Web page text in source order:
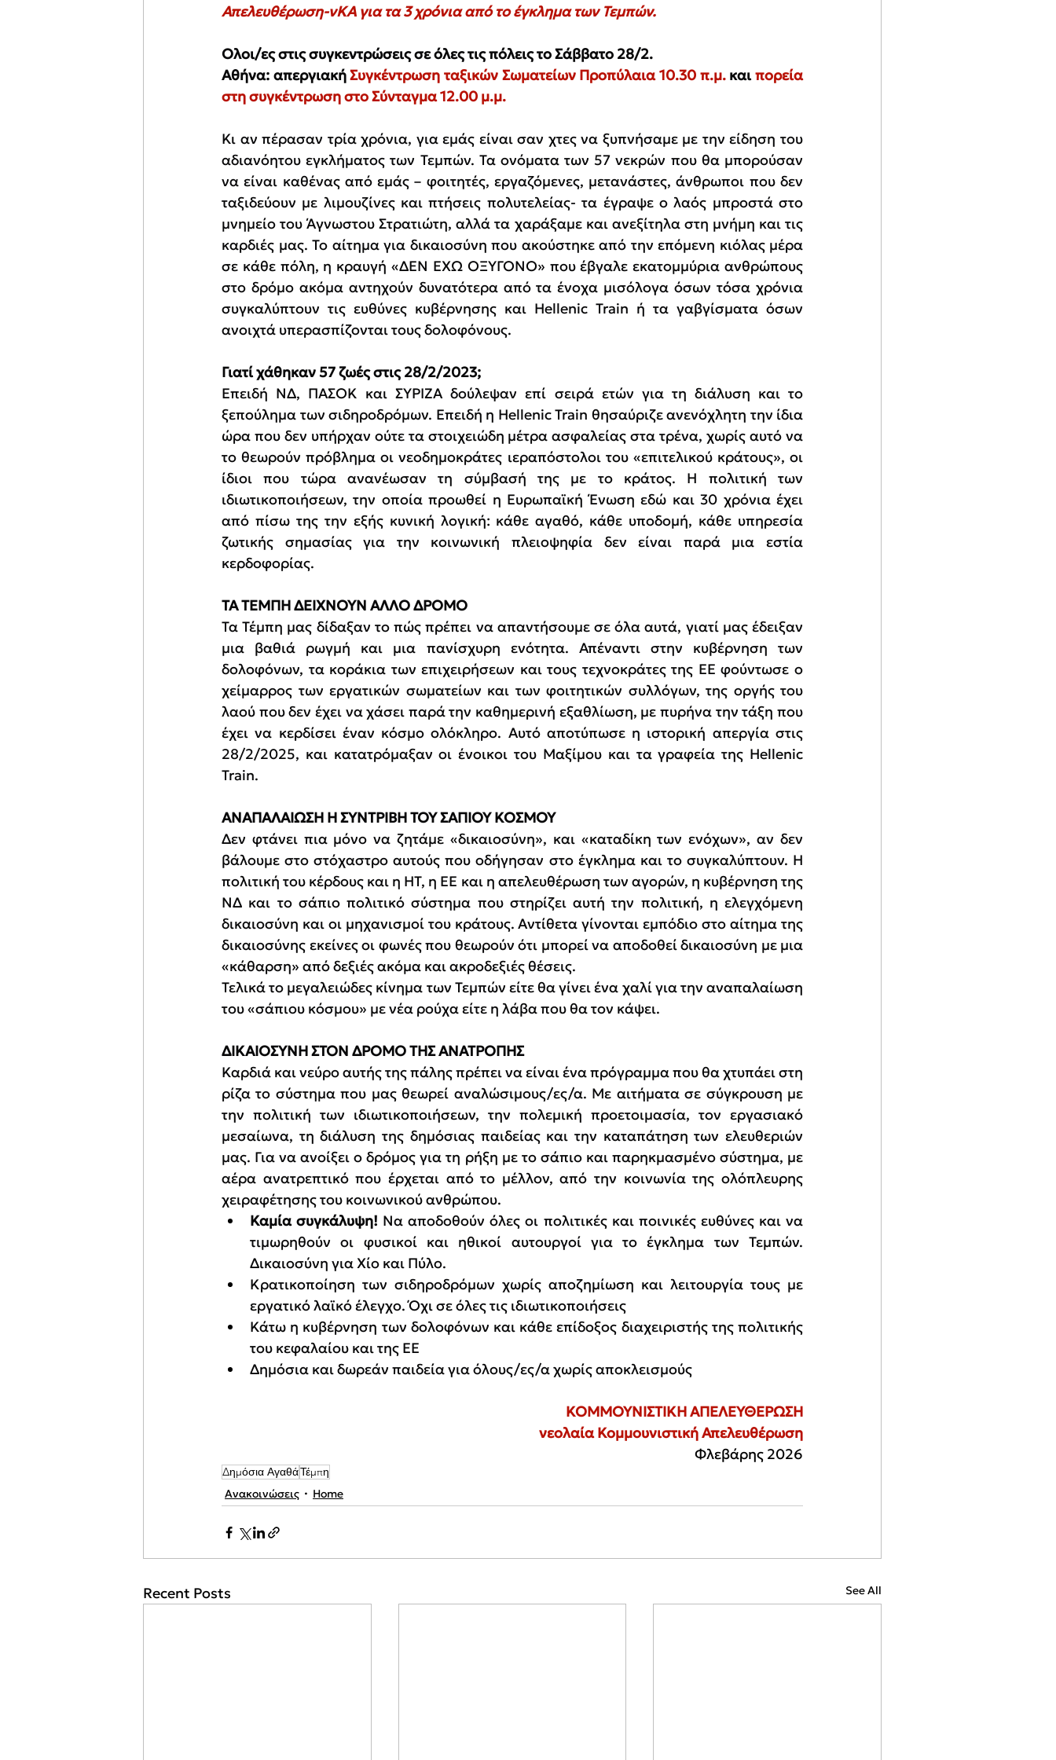
Απελευθέρωση-νΚΑ για τα 3 χρόνια από το έγκλημα των Τεμπών.
Ολοι/ες στις συγκεντρώσεις σε όλες τις πόλεις το Σάββατο 28/2.
Αθήνα: απεργιακή Συγκέντρωση ταξικών Σωματείων Προπύλαια 10.30 π.μ. και πορεία
στη συγκέντρωση στο Σύνταγμα 12.00 μ.μ.
Κι αν πέρασαν τρία χρόνια, για εμάς είναι σαν χτες να ξυπνήσαμε με την είδηση του
αδιανόητου εγκλήματος των Τεμπών. Τα ονόματα των 57 νεκρών που θα μπορούσαν
να είναι καθένας από εμάς – φοιτητές, εργαζόμενες, μετανάστες, άνθρωποι που δεν
ταξιδεύουν με λιμουζίνες και πτήσεις πολυτελείας- τα έγραψε ο λαός μπροστά στο
μνημείο του Άγνωστου Στρατιώτη, αλλά τα χαράξαμε και ανεξίτηλα στη μνήμη και τις
καρδιές μας. Το αίτημα για δικαιοσύνη που ακούστηκε από την επόμενη κιόλας μέρα
σε κάθε πόλη, η κραυγή «ΔΕΝ ΕΧΩ ΟΞΥΓΟΝΟ» που έβγαλε εκατομμύρια ανθρώπους
στο δρόμο ακόμα αντηχούν δυνατότερα από τα ένοχα μισόλογα όσων τόσα χρόνια
συγκαλύπτουν τις ευθύνες κυβέρνησης και Hellenic Train ή τα γαβγίσματα όσων
ανοιχτά υπερασπίζονται τους δολοφόνους.
Γιατί χάθηκαν 57 ζωές στις 28/2/2023;
Επειδή ΝΔ, ΠΑΣΟΚ και ΣΥΡΙΖΑ δούλεψαν επί σειρά ετών για τη διάλυση και το
ξεπούλημα των σιδηροδρόμων. Επειδή η Hellenic Train θησαύριζε ανενόχλητη την ίδια
ώρα που δεν υπήρχαν ούτε τα στοιχειώδη μέτρα ασφαλείας στα τρένα, χωρίς αυτό να
το θεωρούν πρόβλημα οι νεοδημοκράτες ιεραπόστολοι του «επιτελικού κράτους», οι
ίδιοι που τώρα ανανέωσαν τη σύμβασή της με το κράτος. Η πολιτική των
ιδιωτικοποιήσεων, την οποία προωθεί η Ευρωπαϊκή Ένωση εδώ και 30 χρόνια έχει
από πίσω της την εξής κυνική λογική: κάθε αγαθό, κάθε υποδομή, κάθε υπηρεσία
ζωτικής σημασίας για την κοινωνική πλειοψηφία δεν είναι παρά μια εστία
κερδοφορίας.
ΤΑ ΤΕΜΠΗ ΔΕΙΧΝΟΥΝ ΑΛΛΟ ΔΡΟΜΟ
Τα Τέμπη μας δίδαξαν το πώς πρέπει να απαντήσουμε σε όλα αυτά, γιατί μας έδειξαν
μια βαθιά ρωγμή και μια πανίσχυρη ενότητα. Απέναντι στην κυβέρνηση των
δολοφόνων, τα κοράκια των επιχειρήσεων και τους τεχνοκράτες της ΕΕ φούντωσε ο
χείμαρρος των εργατικών σωματείων και των φοιτητικών συλλόγων, της οργής του
λαού που δεν έχει να χάσει παρά την καθημερινή εξαθλίωση, με πυρήνα την τάξη που
έχει να κερδίσει έναν κόσμο ολόκληρο. Αυτό αποτύπωσε η ιστορική απεργία στις
28/2/2025, και κατατρόμαξαν οι ένοικοι του Μαξίμου και τα γραφεία της Hellenic
Train.
ΑΝΑΠΑΛΑΙΩΣΗ Η ΣΥΝΤΡΙΒΗ ΤΟΥ ΣΑΠΙΟΥ ΚΟΣΜΟΥ
Δεν φτάνει πια μόνο να ζητάμε «δικαιοσύνη», και «καταδίκη των ενόχων», αν δεν
βάλουμε στο στόχαστρο αυτούς που οδήγησαν στο έγκλημα και το συγκαλύπτουν. Η
πολιτική του κέρδους και η ΗΤ, η ΕΕ και η απελευθέρωση των αγορών, η κυβέρνηση της
ΝΔ και το σάπιο πολιτικό σύστημα που στηρίζει αυτή την πολιτική, η ελεγχόμενη
δικαιοσύνη και οι μηχανισμοί του κράτους. Αντίθετα γίνονται εμπόδιο στο αίτημα της
δικαιοσύνης εκείνες οι φωνές που θεωρούν ότι μπορεί να αποδοθεί δικαιοσύνη με μια
«κάθαρση» από δεξιές ακόμα και ακροδεξιές θέσεις.
Τελικά το μεγαλειώδες κίνημα των Τεμπών είτε θα γίνει ένα χαλί για την αναπαλαίωση
του «σάπιου κόσμου» με νέα ρούχα είτε η λάβα που θα τον κάψει.
ΔΙΚΑΙΟΣΥΝΗ ΣΤΟΝ ΔΡΟΜΟ ΤΗΣ ΑΝΑΤΡΟΠΗΣ
Καρδιά και νεύρο αυτής της πάλης πρέπει να είναι ένα πρόγραμμα που θα χτυπάει στη
ρίζα το σύστημα που μας θεωρεί αναλώσιμους/ες/α. Με αιτήματα σε σύγκρουση με
την πολιτική των ιδιωτικοποιήσεων, την πολεμική προετοιμασία, τον εργασιακό
μεσαίωνα, τη διάλυση της δημόσιας παιδείας και την καταπάτηση των ελευθεριών
μας. Για να ανοίξει ο δρόμος για τη ρήξη με το σάπιο και παρηκμασμένο σύστημα, με
αέρα ανατρεπτικό που έρχεται από το μέλλον, από την κοινωνία της ολόπλευρης
χειραφέτησης του κοινωνικού ανθρώπου.
Καμία συγκάλυψη! Να αποδοθούν όλες οι πολιτικές και ποινικές ευθύνες και να
τιμωρηθούν οι φυσικοί και ηθικοί αυτουργοί για το έγκλημα των Τεμπών.
Δικαιοσύνη για Χίο και Πύλο.
Κρατικοποίηση των σιδηροδρόμων χωρίς αποζημίωση και λειτουργία τους με
εργατικό λαϊκό έλεγχο. Όχι σε όλες τις ιδιωτικοποιήσεις
Κάτω η κυβέρνηση των δολοφόνων και κάθε επίδοξος διαχειριστής της πολιτικής
του κεφαλαίου και της ΕΕ
Δημόσια και δωρεάν παιδεία για όλους/ες/α χωρίς αποκλεισμούς
ΚΟΜΜΟΥΝΙΣΤΙΚΗ ΑΠΕΛΕΥΘΕΡΩΣΗ
νεολαία Κομμουνιστική Απελευθέρωση
Φλεβάρης 2026
Δημόσια ΑγαθάΤέμπη
Ανακοινώσεις
Home
Recent Posts See All